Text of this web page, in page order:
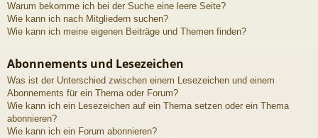
Warum bekomme ich bei der Suche eine leere Seite?
Wie kann ich nach Mitgliedern suchen?
Wie kann ich meine eigenen Beiträge und Themen finden?
Abonnements und Lesezeichen
Was ist der Unterschied zwischen einem Lesezeichen und einem
Abonnements für ein Thema oder Forum?
Wie kann ich ein Lesezeichen auf ein Thema setzen oder ein Thema
abonnieren?
Wie kann ich ein Forum abonnieren?